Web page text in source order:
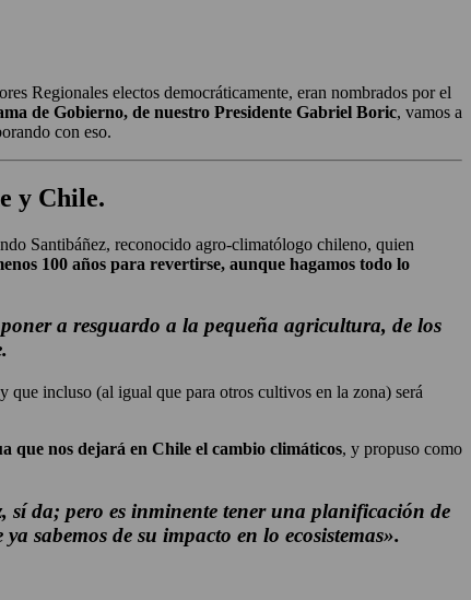
Regionales electos democráticamente, eran nombrados por el
de Gobierno, de nuestro Presidente Gabriel Boric, vamos a
con eso.
y Chile.
Santibáñez, reconocido agro-climatólogo chileno, quien
100 años para revertirse, aunque hagamos todo lo
a resguardo a la pequeña agricultura, de los
incluso (al igual que para otros cultivos en la zona) será
que nos dejará en Chile el cambio climáticos, y propuso como
sí da; pero es inminente tener una planificación de
sabemos de su impacto en lo ecosistemas».